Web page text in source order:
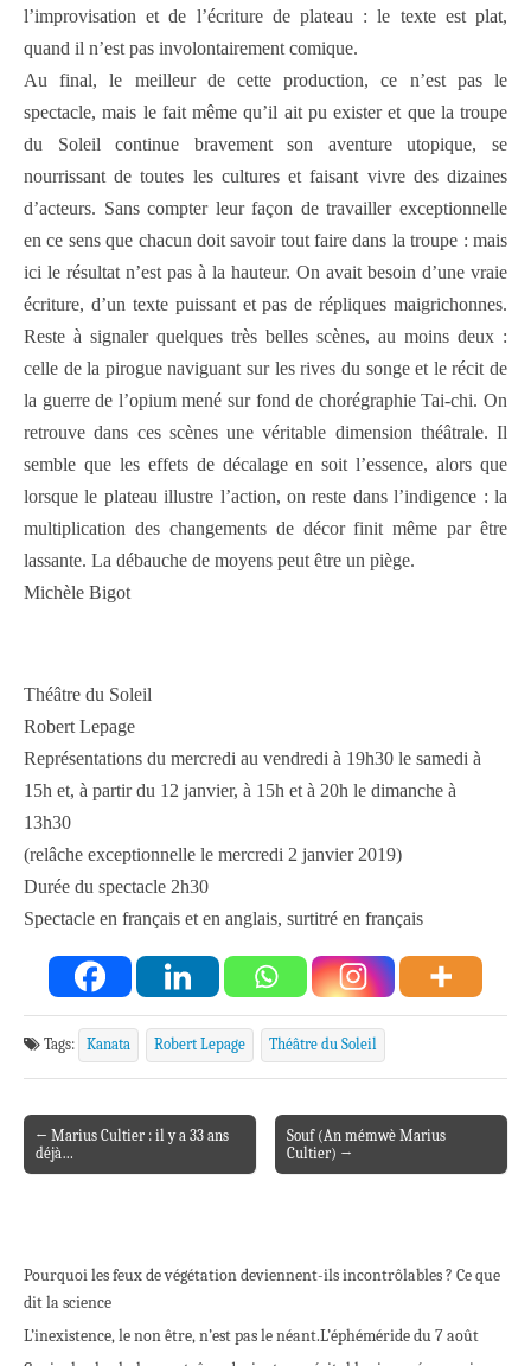
l’improvisation et de l’écriture de plateau : le texte est plat,
quand il n’est pas involontairement comique.
Au final, le meilleur de cette production, ce n’est pas le
spectacle, mais le fait même qu’il ait pu exister et que la troupe
du Soleil continue bravement son aventure utopique, se
nourrissant de toutes les cultures et faisant vivre des dizaines
d’acteurs. Sans compter leur façon de travailler exceptionnelle
en ce sens que chacun doit savoir tout faire dans la troupe : mais
ici le résultat n’est pas à la hauteur. On avait besoin d’une vraie
écriture, d’un texte puissant et pas de répliques maigrichonnes.
Reste à signaler quelques très belles scènes, au moins deux :
celle de la pirogue naviguant sur les rives du songe et le récit de
la guerre de l’opium mené sur fond de chorégraphie Tai-chi. On
retrouve dans ces scènes une véritable dimension théâtrale. Il
semble que les effets de décalage en soit l’essence, alors que
lorsque le plateau illustre l’action, on reste dans l’indigence : la
multiplication des changements de décor finit même par être
lassante. La débauche de moyens peut être un piège.
Michèle Bigot
Théâtre du Soleil
Robert Lepage
Représentations du mercredi au vendredi à 19h30 le samedi à
15h et, à partir du 12 janvier, à 15h et à 20h le dimanche à
13h30
(relâche exceptionnelle le mercredi 2 janvier 2019)
Durée du spectacle 2h30
Spectacle en français et en anglais, surtitré en français
Tags: Kanata Robert Lepage Théâtre du Soleil
Post navigation
← Marius Cultier : il y a 33 ans
déjà…
Souf (An mémwè Marius
Cultier) →
Pourquoi les feux de végétation deviennent-ils incontrôlables ? Ce que
dit la science
L’inexistence, le non être, n’est pas le néant.L’éphéméride du 7 août